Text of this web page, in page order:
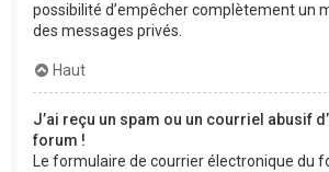
possibilité d’empêcher complètement un
des messages privés.
Haut
J’ai reçu un spam ou un courriel abusif
forum !
Le formulaire de courrier électronique du